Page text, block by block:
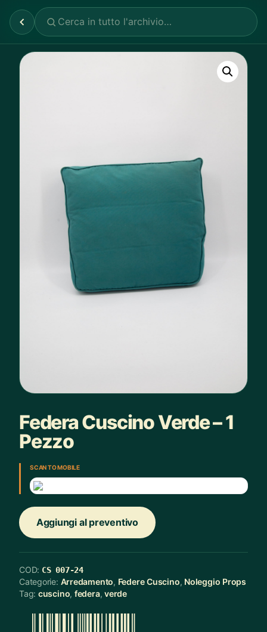
Federa Cuscino Verde – 1
Pezzo
SCAN TO MOBILE
Aggiungi al preventivo
COD: CS 007-24
Categorie: Arredamento, Federe Cuscino, Noleggio Props
Tag: cuscino, federa,verde